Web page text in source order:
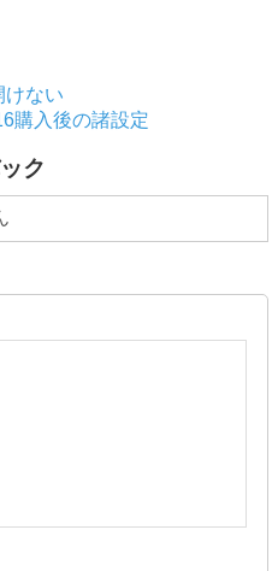
けない
購入後の諸設定
ク